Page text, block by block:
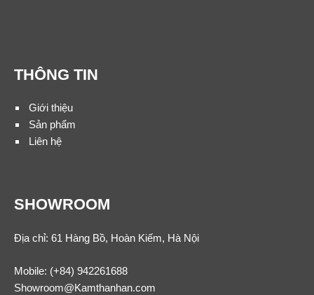
THÔNG TIN
Giới thiệu
Sản phẩm
Liên hệ
SHOWROOM
Địa chỉ: 61 Hàng Bồ, Hoàn Kiếm, Hà Nội
Mobile: (+84) 942261688
Showroom@Kamthanhan.com